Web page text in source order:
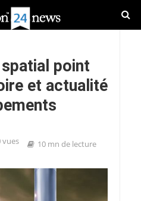
point
et actualité
vues 10 mn de lecture